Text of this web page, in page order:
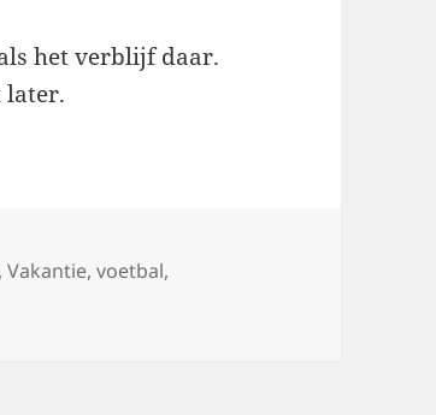
het verblijf daar.
later.
,Vakantie,voetbal,